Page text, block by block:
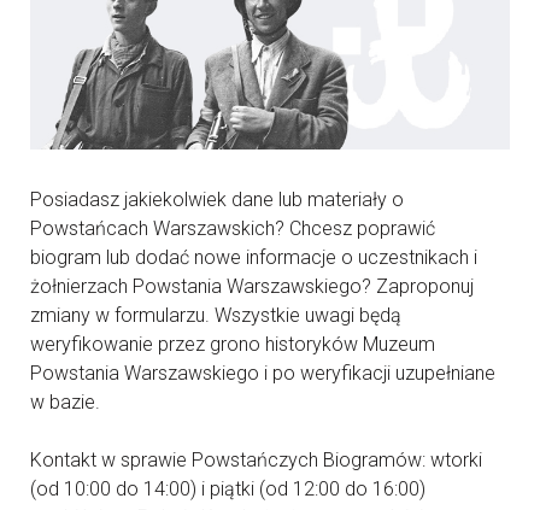
Posiadasz jakiekolwiek dane lub materiały o
Powstańcach Warszawskich? Chcesz poprawić
biogram lub dodać nowe informacje o uczestnikach i
żołnierzach Powstania Warszawskiego? Zaproponuj
zmiany w formularzu. Wszystkie uwagi będą
weryfikowanie przez grono historyków Muzeum
Powstania Warszawskiego i po weryfikacji uzupełniane
w bazie.
Kontakt w sprawie Powstańczych Biogramów: wtorki
(od 10:00 do 14:00) i piątki (od 12:00 do 16:00)